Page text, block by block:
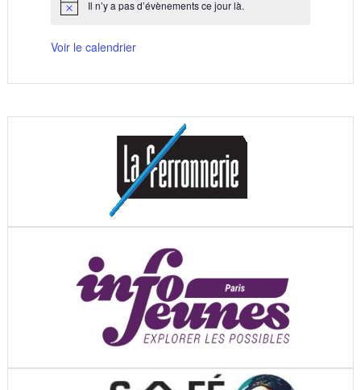
Notice Il n’y a pas d’évènements ce jour là.
Voir le calendrier